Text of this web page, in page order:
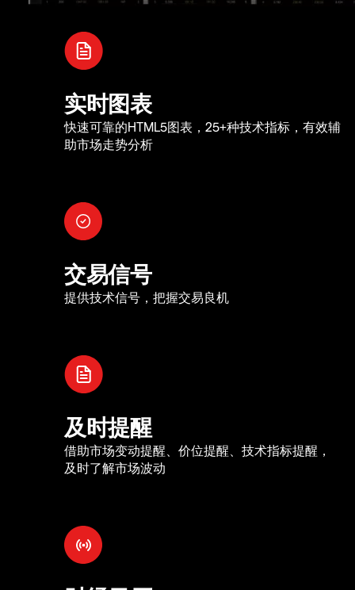
实时图表
快速可靠的HTML5图表，25+种技术指标，有效辅
助市场走势分析
交易信号
提供技术信号，把握交易良机
及时提醒
借助市场变动提醒、价位提醒、技术指标提醒，
及时了解市场波动